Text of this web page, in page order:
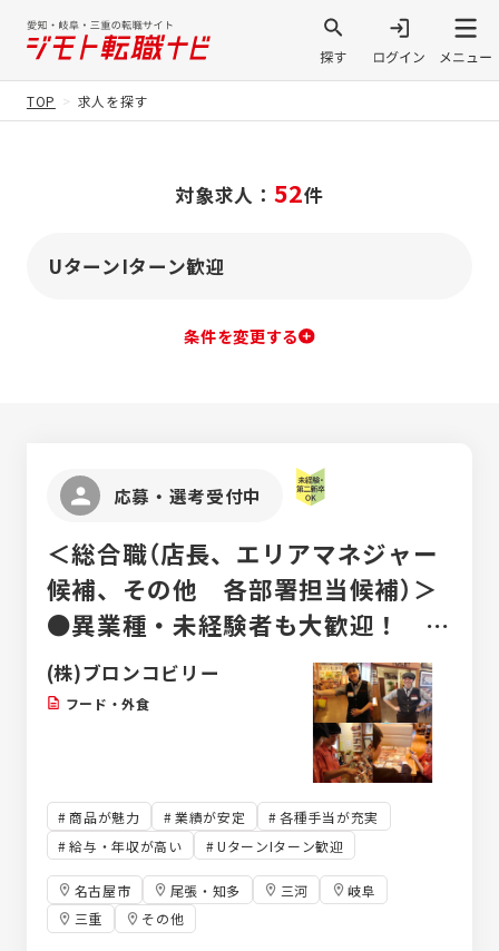
TOP 求人を探す
対象求人： 52件
UターンIターン歓迎
条件を変更する
応募・選考受付中
＜総合職（店長、エリアマネジャー
候補、その他 各部署担当候補）＞
●異業種・未経験者も大歓迎！ ●
入社後の研修・フォロー充実！ ●
待遇改善＆教育に積極的に投資中！
(株)ブロンコビリー
フード・外食
商品が魅力 業績が安定
各種手当が充実
給与・年収が高い
UターンIターン歓迎
名古屋市 尾張・知多 三河
岐阜
三重
その他